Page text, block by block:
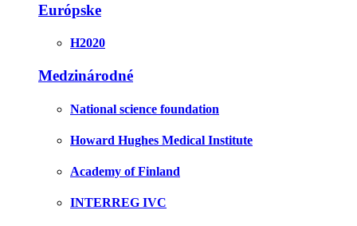
Európske
H2020
Medzinárodné
National science foundation
Howard Hughes Medical Institute
Academy of Finland
INTERREG IVC